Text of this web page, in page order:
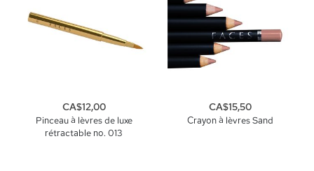
Pinceau à lèvres de luxe
rétractable no. 013
CA$12,00
Crayon à lèvres Sand
CA$15,50